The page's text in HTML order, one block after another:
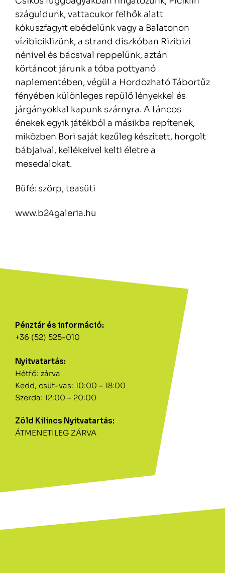
Pénztár és információ:
+36 (52) 525-010
Nyitvatartás:
Hétfő: zárva
Kedd, csüt-vas: 10:00 – 18:00
Szerda: 12:00 – 20:00
Zöld Kilincs Nyitvatartás:
ÁTMENETILEG ZÁRVA
száguldunk, vattacukor felhők alatt
kókuszfagyit ebédelünk vagy a Balatonon
vízibiciklizünk, a strand diszkóban Rizibizi
nénivel és bácsival reppelünk, aztán
körtáncot járunk a tóba pottyanó
naplementében, végül a Hordozható Tábortűz
fényében különleges repülő lényekkel és
járgányokkal kapunk szárnyra. A táncos
énekek egyik játékból a másikba repítenek,
miközben Bori saját kezűleg készített, horgolt
bábjaival, kellékeivel kelti életre a
mesedalokat.
Büfé: szörp, teasüti
www.b24galeria.hu